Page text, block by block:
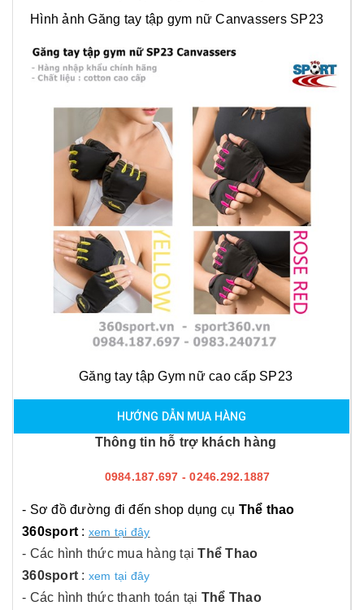
Hình ảnh Găng tay tập gym nữ Canvassers SP23
Găng tay tập Gym nữ cao cấp SP23
HƯỚNG DẪN MUA HÀNG
Thông tin hỗ trợ khách hàng
0984.187.697 - 0246.292.1887
- Sơ đồ đường đi đến shop dụng cụ Thể thao
360sport : xem tại đây
- Các hình thức mua hàng tạiThể Thao
360sport : xem tại đây
- Các hình thức thanh toán tại Thể Thao